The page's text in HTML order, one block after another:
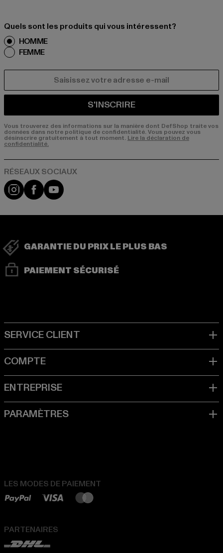
Quels sont les produits qui vous intéressent?
HOMME
FEMME
S'INSCRIRE
Vous trouverez des informations sur la manière dont DefShop traite vos
données dans notre politique de confidentialité. Vous pouvez vous
désinscrire gratuitement à tout moment. Lire la déclaration de
confidentialité.
Visit our Instagram page:
Visit our Facebook page:
Visit our YouTube channel:
GARANTIE DU PRIX LE PLUS BAS
PAIEMENT SÉCURISÉ
LES MODES DE PAIEMENT
PARTENAIRES